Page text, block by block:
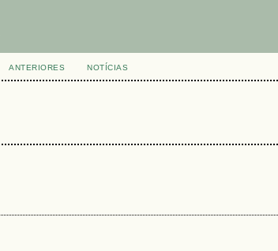
ANTERIORES NOTÍCIAS